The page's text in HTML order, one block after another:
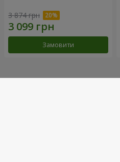
3 874 грн
Замовити